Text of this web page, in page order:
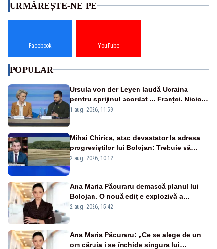
URMĂREȘTE-NE PE
Facebook YouTube
POPULAR
Ursula von der Leyen laudă Ucraina
pentru sprijinul acordat ... Franței. Nicio
reacție privind ajutorul energetic promis
1 aug. 2026, 11:59
Mihai Chirica, atac devastator la adresa
progresiștilor lui Bolojan: Trebuie să
protejăm și natura, dar nu șținem omaneii
2 aug. 2026, 10:12
Ana Maria Păcuraru demască planul lui
Bolojan. O nouă ediție explozivă a
emisiunii „Miza Zilei” la Realitatea PLUS
2 aug. 2026, 15:42
Ana Maria Păcuraru: „Ce se alege de un
om căruia i se închide singura lui